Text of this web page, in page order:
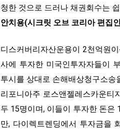
청한 것으로 드러나 채권회수는
안치용(시크릿 오브 코리아 편집
디스커버리자산운용이 2천억원
사에 투자한 미국인투자자들이
투시를 상대로 손해배상청구소송
리포니아주 로스앤젤레스카운티
두 15명이며, 이들이 투자한 돈은
만, 다이렉트렌딩에서 투자금을